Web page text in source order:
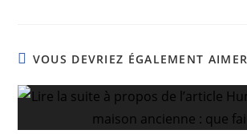
VOUS DEVRIEZ ÉGALEMENT AIMER